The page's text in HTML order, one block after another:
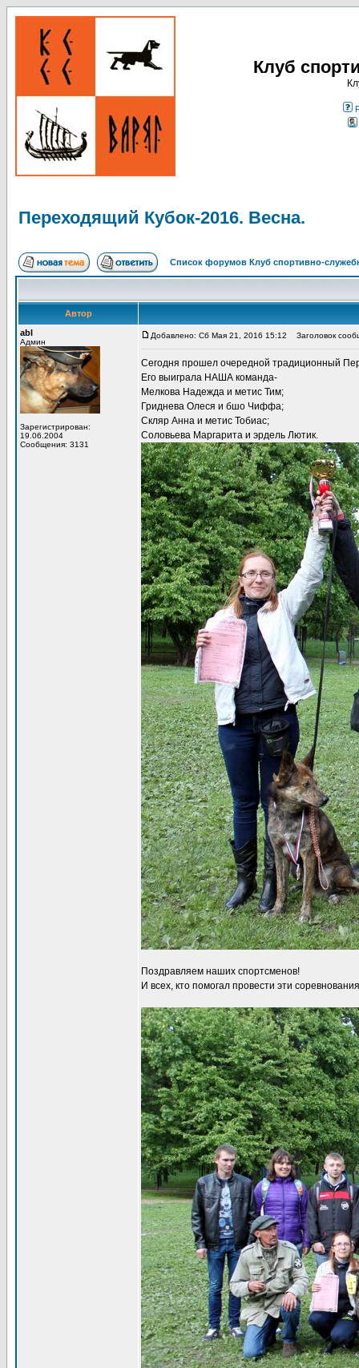
Клуб
Переходящий Кубок-2016. Весна.
Список форумов Клуб спортивно-
Автор
abl
Админ
Зарегистрирован:
19.06.2004
Сообщения: 3131
Добавлено: Сб Мая 21, 2016 15:12 Заголовок
Сегодня прошел очередной традиционный
Его выиграла НАША команда-
Мелкова Надежда и метис Тим;
Гриднева Олеся и бшо Чиффа;
Скляр Анна и метис Тобиас;
Соловьева Маргарита и эрдель Лютик.
Поздравляем наших спортсменов!
И всех, кто помогал провести эти